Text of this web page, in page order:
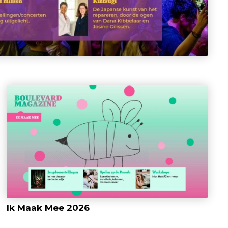
Ik Maak Mee 2026